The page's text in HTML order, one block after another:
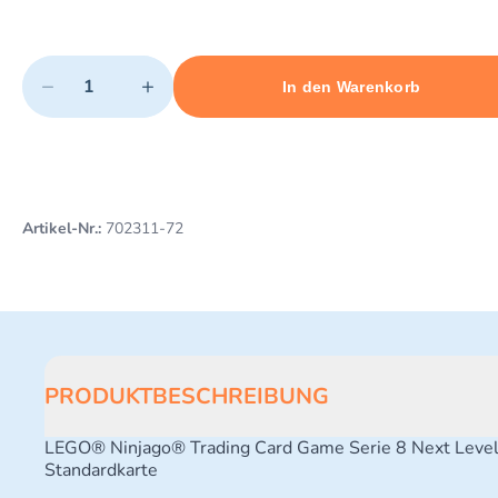
Quantity
− +
Minimum quantity: 1 Maximum quantity: 3
In den Warenkorb
Add 1 item to cart
Artikel-Nr.: 702311-72
PRODUKTBESCHREIBUNG
LEGO® Ninjago® Trading Card Game Serie 8 Next Level
Standardkarte